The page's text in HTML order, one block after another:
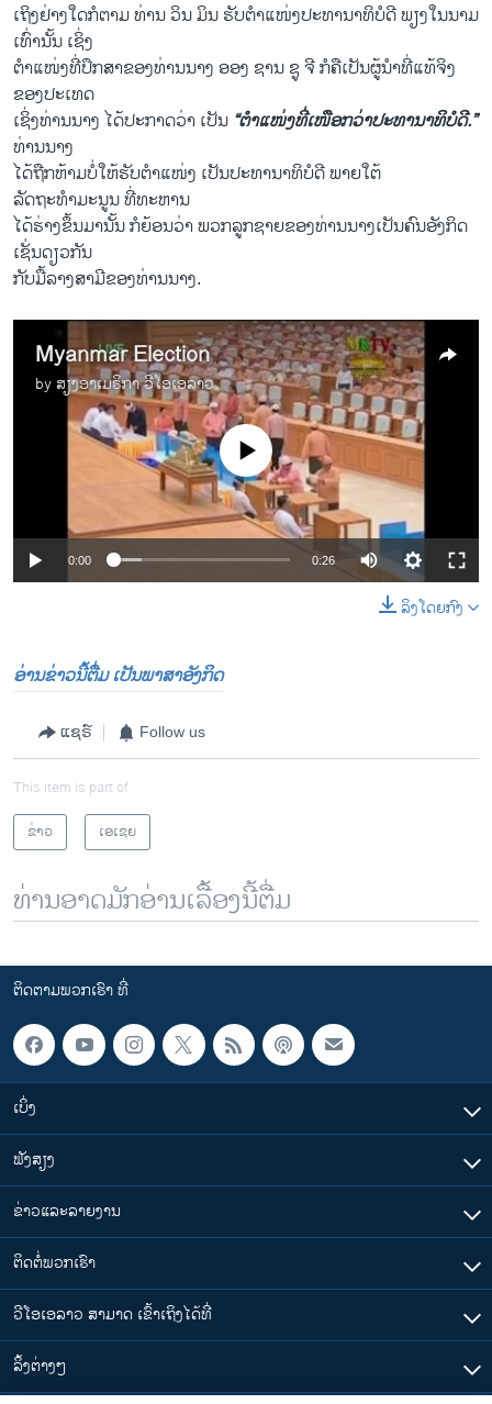
ເຖິງຢ່າງໃດກໍຕາມ ທ່ານ ວິນ ມິນ ຮັບຕຳແໜ່ງປະທານາທິບໍດີ ພຽງໃນນາມ
ເທົ່ານັ້ນ ເຊິ່ງ
ຕຳແໜ່ງທີ່ປຶກສາຂອງທ່ານນາງ ອອງ ຊານ ຊູ ຈີ ກໍຄືເປັນຜູ້ນຳທີ່ແທ້ຈິງ
ຂອງປະເທດ
ເຊິ່ງທ່ານນາງ ໄດ້ປະກາດວ່າ ເປັນ “ຕຳແໜ່ງທີ່ເໜືອກວ່າປະທານາທິບໍດີ.”
ທ່ານນາງ
ໄດ້ຖືກຫ້າມບໍ່ໃຫ້ຮັບຕຳແໜ່ງ ເປັນປະທານາທິບໍດີ ພາຍໃຕ້
ລັດຖະທຳມະນູນ ທີ່ທະຫານ
ໄດ້ຮ່າງຂຶ້ນມານັ້ນ ກໍຍ້ອນວ່າ ພວກລູກຊາຍຂອງທ່ານນາງເປັນຄົນອັງກິດ
ເຊັ່ນດຽວກັນ
ກັບມື້ລາງສາມີຂອງທ່ານນາງ.
Myanmar Election
by ສຽງອາເມຣິກາ ວີໂອເອລາວ
No media source currently available
0:00 0:26
ລິງໂດຍກົງ
ອ່ານຂ່າວນີ້ຕື່ມ ເປັນພາສາອັງກິດ
ແຊຣ໌ Follow us
This item is part of
ຂ່າວ
ເອເຊຍ
ທ່ານອາດມັກອ່ານເລື້ອງນີ້ຕື່ມ
ຕິດຕາມພວກເຮົາ ທີ່
ເບິ່ງ
ຟັງສຽງ
ຂ່າວແລະລາຍງານ
ຕິດຕໍ່ພວກເຮົາ
ວີໂອເອລາວ ສາມາດ ເຂົ້າເຖິງໄດ້ທີ່
​ລິ້ງ​ຕ່າງໆ